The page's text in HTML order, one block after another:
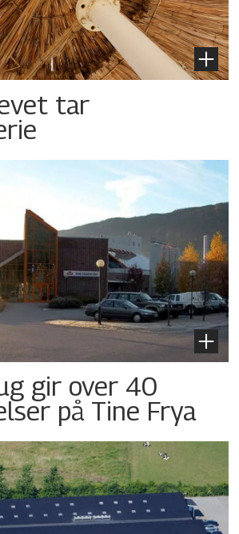
tar
gir over 40
på Tine Frya